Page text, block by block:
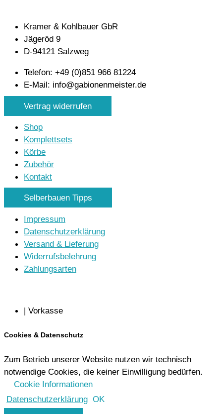
Kramer & Kohlbauer GbR
Jägeröd 9
D-94121 Salzweg
Telefon: +49 (0)851 966 81224
E-Mail: info@gabionenmeister.de
Vertrag widerrufen
Shop
Komplettsets
Körbe
Zubehör
Kontakt
Selberbauen Tipps
Impressum
Datenschutzerklärung
Versand & Lieferung
Widerrufsbelehrung
Zahlungsarten
| Vorkasse
Cookies & Datenschutz
Zum Betrieb unserer Website nutzen wir technisch
notwendige Cookies, die keiner Einwilligung bedürfen.
Cookie Informationen
Datenschutzerklärung OK